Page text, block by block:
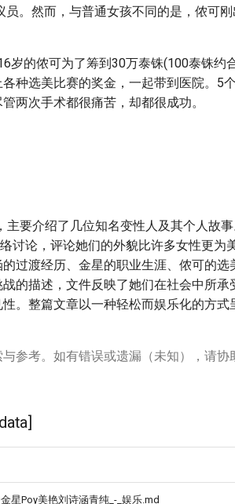
。然而，与普通女孩不同的是，侬可刚
岁的侬可为了筹到30万泰铢(100泰铢约
种选美比赛的奖金，一起带到医院。5
两次手术都很痛苦，却都很成功。
要介绍了几位知名变性人及其个人故
讨论，评论她们的外貌比许多女性更为
过渡经历、金星的职业生涯、侬可的选
的描述，文件反映了她们在社会中所承
。整篇文章以一种轻松而娱乐化的方式
参考。如有错误或遗漏（未知），请协
星Poy美艳刘诗涵青纯_-_娱乐.md